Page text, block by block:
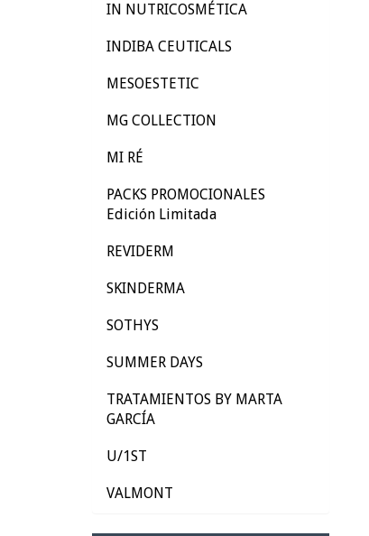
IN NUTRICOSMÉTICA
INDIBA CEUTICALS
MESOESTETIC
MG COLLECTION
MI RÉ
PACKS PROMOCIONALES
Edición Limitada
REVIDERM
SKINDERMA
SOTHYS
SUMMER DAYS
TRATAMIENTOS BY MARTA
GARCÍA
U/1ST
VALMONT